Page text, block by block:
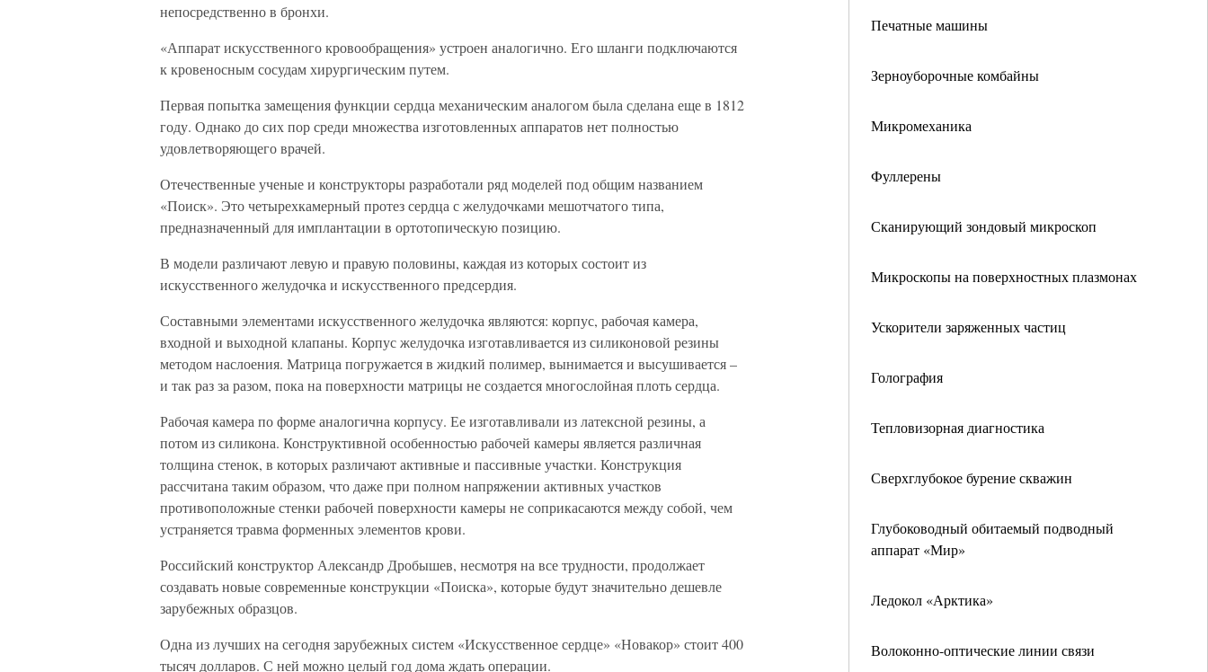
Печатные машины
Зерноуборочные комбайны
Микромеханика
Фуллерены
Сканирующий зондовый микроскоп
Микроскопы на поверхностных плазмонах
Ускорители заряженных частиц
Голография
Тепловизорная диагностика
Сверхглубокое бурение скважин
Глубоководный обитаемый подводный
аппарат «Мир»
Ледокол «Арктика»
Волоконно-оптические линии связи
непосредственно в бронхи.
«Аппарат искусственного кровообращения» устроен аналогично. Его шланги подключаются
к кровеносным сосудам хирургическим путем.
Первая попытка замещения функции сердца механическим аналогом была сделана еще в 1812
году. Однако до сих пор среди множества изготовленных аппаратов нет полностью
удовлетворяющего врачей.
Отечественные ученые и конструкторы разработали ряд моделей под общим названием
«Поиск». Это четырехкамерный протез сердца с желудочками мешотчатого типа,
предназначенный для имплантации в ортотопическую позицию.
В модели различают левую и правую половины, каждая из которых состоит из
искусственного желудочка и искусственного предсердия.
Составными элементами искусственного желудочка являются: корпус, рабочая камера,
входной и выходной клапаны. Корпус желудочка изготавливается из силиконовой резины
методом наслоения. Матрица погружается в жидкий полимер, вынимается и высушивается –
и так раз за разом, пока на поверхности матрицы не создается многослойная плоть сердца.
Рабочая камера по форме аналогична корпусу. Ее изготавливали из латексной резины, а
потом из силикона. Конструктивной особенностью рабочей камеры является различная
толщина стенок, в которых различают активные и пассивные участки. Конструкция
рассчитана таким образом, что даже при полном напряжении активных участков
противоположные стенки рабочей поверхности камеры не соприкасаются между собой, чем
устраняется травма форменных элементов крови.
Российский конструктор Александр Дробышев, несмотря на все трудности, продолжает
создавать новые современные конструкции «Поиска», которые будут значительно дешевле
зарубежных образцов.
Одна из лучших на сегодня зарубежных систем «Искусственное сердце» «Новакор» стоит 400
тысяч долларов. С ней можно целый год дома ждать операции.